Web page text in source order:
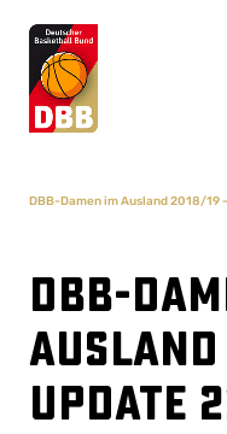
DBB-Damen im Ausland 2018/19
DBB-
Ausland
Update